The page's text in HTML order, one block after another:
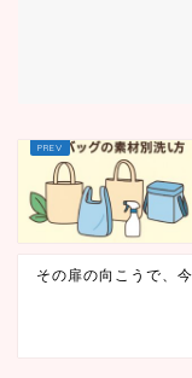
その扉の向こうで、